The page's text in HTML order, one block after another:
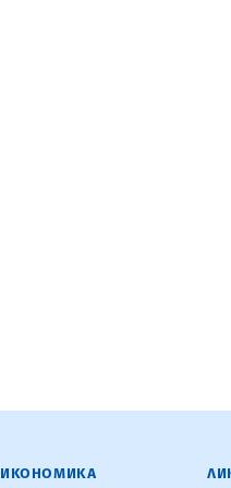
ИКОНОМИКА